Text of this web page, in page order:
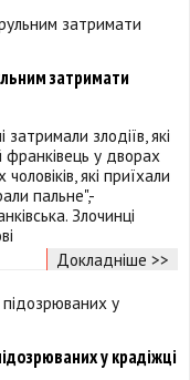
затримати
затримали злодіїв, які
франківець у дворах
які приїхали
пальне",-
Злочинці
Докладніше >>
у крадіжці